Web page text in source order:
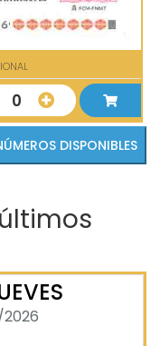
0
TODOS LOS NÚMEROS DISPONIBLES